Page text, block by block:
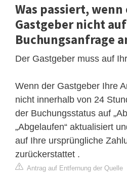
Was passiert,
Gastgeber nicht
Buchungsanfrage
Der Gastgeber muss auf
Wenn der Gastgeber Ihre
nicht innerhalb von 24
der Buchungsstatus auf
„Abgelaufen“ aktualisiert
auf Ihre ursprüngliche
zurückerstattet .
Antrag auf Entfernung der Quelle